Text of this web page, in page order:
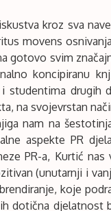
kroz sva
movens
svim
koncipiranu
drugih
na svojevrstan
nam na
aspekte PR
PR-a, Kurtić
(unutarnji i
koje
dotična